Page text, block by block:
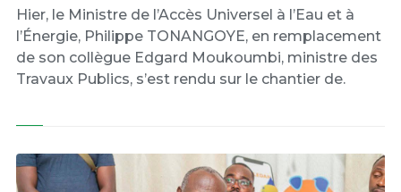
Hier, le Ministre de l’Accès Universel à l’Eau et à
l’Énergie, Philippe TONANGOYE, en remplacement
de son collègue Edgard Moukoumbi, ministre des
Travaux Publics, s’est rendu sur le chantier de.